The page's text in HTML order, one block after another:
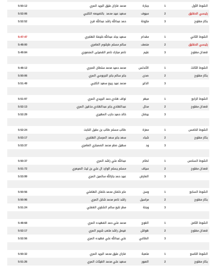
الشوط الأول
1 جبارة محمد فاران عتيق البريد المري
5:50:12
رئيسي الحقايق
2 سيوف سعيد عبيد محمد بالضبيعه الكتبي
5:52:06
بكار مفتوح
3 مازونة حمد عبدالله راشد عبدالله قرح 5:52:52
الشوط الثاني 1 مقدام سعيد بجاد عبدالله خليفة الهاجري
5:47:47
رئيسي الحقايق
2 منصف سالم مسلم طرشوم العامري
5:48:00
قعدان مفتوح
3 عتيم ناصر مبارك ناصر القصيلى المنصوري 5:49:84
الشوط الثالث 1 الأندلس محمد حميد محمد سلطان الحجري
5:48:12
بكار مفتوح
2 صدى جابر سالم جابر الجربوعي المري
5:50:06
3
الذاير محمد عبيد ربيع سعيد الكتبي 5:51:49
الشوط الرابع 1 مبهر نواف هادي حمد البريدي المري
5:51:97
قعدان مفتوح
2 مدلل عبدالهادي جابر عبدالهادي حذقين المري
5:52:13
3
بيضان خالد حميد حارب المهيري 5:52:29
الشوط الخامس 1 معزة طالب مسلم طالب بن عقيل النابت
5:52:24
بكار مفتوح
2 شباء سعد جابر سعد المرسان الهاجري
5:53:17
3
ود سهيل صقر محمد الصمباري العامري 5:53:37
الشوط السادس 1 لطام عبدالله علي راشد المري
5:50:37
قعدان مفتوح
2 سياف مسلم يسلم الوارد ال علي بن ليث الصيعري
5:51:72
3
العارض عبيد حمد جارالله سالمين المري 5:53:99
الشوط السابع 1 وسن عابر خلفان محمد خلفان الهاملي
5:50:56
بكار مفتوح
2 مراسيل راشد ناصر محمد شابل المري
5:50:96
3
وجنة مطر نايع سالم الشاوي الغفلي 5:51:24
الشوط الثامن 1 الغوج محمد علي حمد الفهيده المري
5:48:68
قعدان مفتوح
2 هواش فيصل راشد متعب شريم المري
5:52:17
3
الطاغي علي عبدالله علي فهيده المري 5:52:56
الشوط التاسع 1 متعبة فاران عتيق محمد البريد المري
5:50:32
بكار مفتوح
2 العبور سعيد علي محمد الغيثات المري
5:51:26